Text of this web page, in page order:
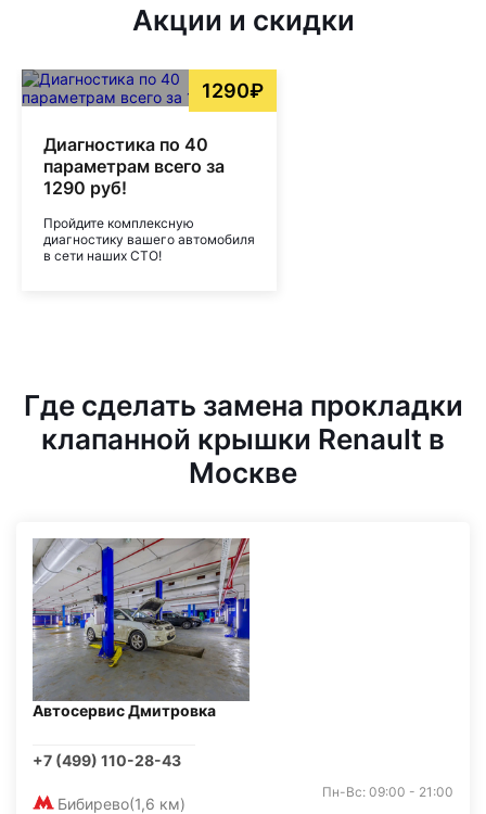
Акции и скидки
1290₽
Диагностика по 40
параметрам всего за
1290 руб!
Пройдите комплексную
диагностику вашего автомобиля
в сети наших СТО!
Где сделать замена прокладки
клапанной крышки Renault в
Москве
Автосервис Дмитровка
+7 (499) 110-28-43
Бибирево(1,6 км)
Пн-Вс: 09:00 - 21:00